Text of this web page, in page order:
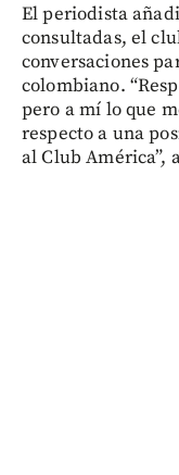
El periodista
consultadas, el
conversaciones
colombiano.
pero a mí lo que
respecto a una
al Club América”,